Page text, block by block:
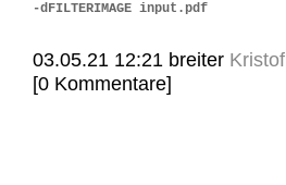
-dFILTERIMAGE input.pdf
03.05.21 12:21 breiter Kristof
[0 Kommentare]